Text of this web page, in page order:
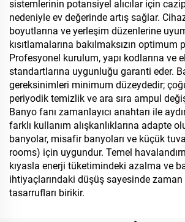
sistemlerinin potansiyel alıcılar için
nedeniyle ev değerinde artış sağlar.
boyutlarına ve yerleşim düzenlerine
kısıtlamalarına bakılmaksızın
Profesyonel kurulum, yapı kodlarına ve
standartlarına uygunluğu garanti eder.
gereksinimleri minimum düzeydedir;
periyodik temizlik ve ara sıra ampul
Banyo fanı zamanlayıcı anahtarı ile
farklı kullanım alışkanlıklarına adapte
banyolar, misafir banyoları ve küçük
rooms) için uygundur. Temel
kıyasla enerji tüketimindeki azalma ve
ihtiyaçlarındaki düşüş sayesinde
tasarrufları birikir.